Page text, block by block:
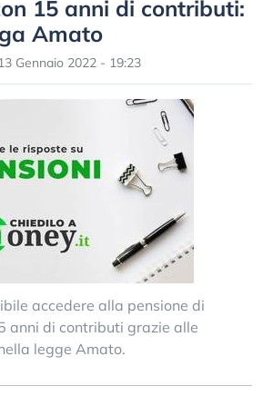
15 anni di contributi:
Amato
Gennaio 2022 - 19:23
accedere alla pensione di
anni di contributi grazie alle
legge Amato.